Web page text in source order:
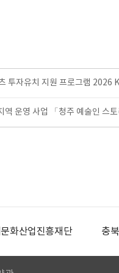
투자유치 지원 프로그램 2026
역 운영 사업 「청주 예술인 스
화산업진흥재단 충